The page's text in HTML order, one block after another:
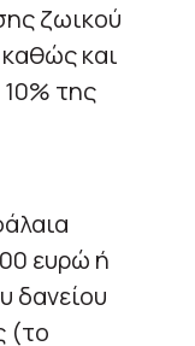
ζωικού
και
της
ευρώ ή
δανείου
(το